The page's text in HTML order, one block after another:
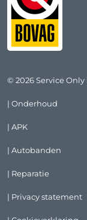
© 2026 Service
| Onderhoud
| APK
| Autobanden
| Reparatie
| Privacy statement